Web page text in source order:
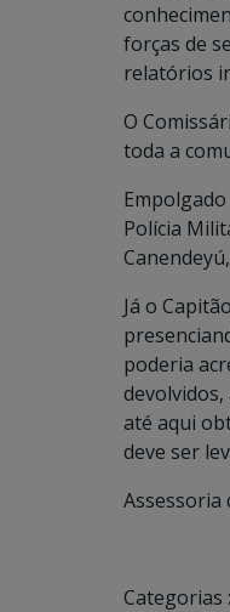
forças de
relatórios
O
toda a
Polícia
Já o
poderia
até aqui
deve ser
Assessoria
Categorias :